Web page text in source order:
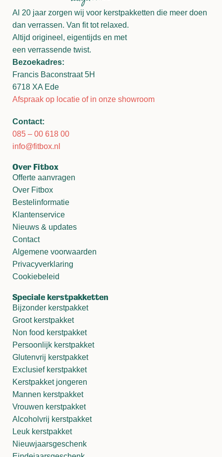
Al 20 jaar zorgen wij voor kerstpakketten die meer doen
dan verrassen. Van fit tot relaxed.
Altijd origineel, eigentijds en met
een verrassende twist.
Bezoekadres:
Francis Baconstraat 5H
6718 XA Ede
Afspraak op locatie of in onze showroom
Contact:
085 – 00 618 00
info@fitbox.nl
Over Fitbox
Offerte aanvragen
Over Fitbox
Bestelinformatie
Klantenservice
Nieuws & updates
Contact
Algemene voorwaarden
Privacyverklaring
Cookiebeleid
Speciale kerstpakketten
Bijzonder kerstpakket
Groot kerstpakket
Non food kerstpakket
Persoonlijk kerstpakket
Glutenvrij kerstpakket
Exclusief kerstpakket
Kerstpakket jongeren
Mannen kerstpakket
Vrouwen kerstpakket
Alcoholvrij kerstpakket
Leuk kerstpakket
Nieuwjaarsgeschenk